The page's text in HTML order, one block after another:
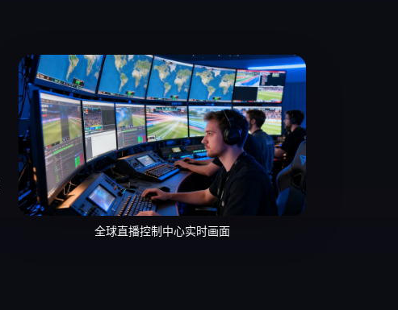
全球直播控制中心实时画面